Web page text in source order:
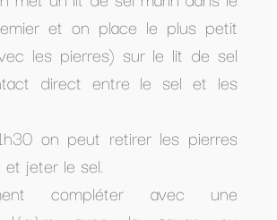
et on place le plus petit
les pierres) sur le lit de sel
direct entre le sel et les
on peut retirer les pierres
jeter le sel.
compléter avec une